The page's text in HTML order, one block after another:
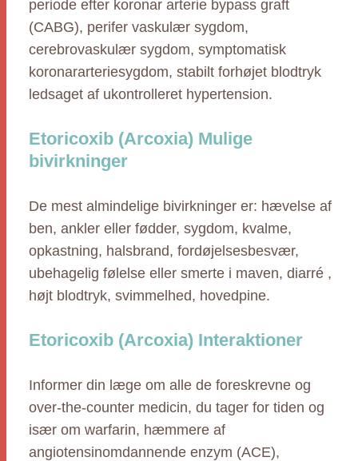
periode efter koronar arterie bypass graft
(CABG), perifer vaskulær sygdom,
cerebrovaskulær sygdom, symptomatisk
koronararteriesygdom, stabilt forhøjet blodtryk
ledsaget af ukontrolleret hypertension.
Etoricoxib (Arcoxia) Mulige
bivirkninger
De mest almindelige bivirkninger er: hævelse af
ben, ankler eller fødder, sygdom, kvalme,
opkastning, halsbrand, fordøjelsesbesvær,
ubehagelig følelse eller smerte i maven, diarré ,
højt blodtryk, svimmelhed, hovedpine.
Etoricoxib (Arcoxia) Interaktioner
Informer din læge om alle de foreskrevne og
over-the-counter medicin, du tager for tiden og
især om warfarin, hæmmere af
angiotensinomdannende enzym (ACE),